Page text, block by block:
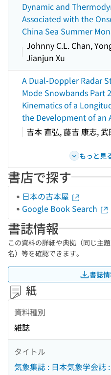
Dynamic and
Associated with the
China Sea Summer
Johnny C.L. Chan,
Jianjun Xu
A Dual-Doppler Radar
Mode Snowbands Part
Kinematics of a
the Development of an
吉本 直弘, 藤吉 康志, 武
もっと見
書店で探す
日本の古本屋
Google Book Search
書誌情報
この資料の詳細や典拠（同じ主
名）等を確認できます。
書誌
紙
資料種別
雑誌
タイトル
気象集誌 : 日本気象学会